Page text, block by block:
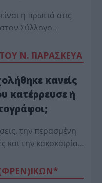
η πρωτιά στις
Σύλλογο…
Ν. ΠΑΡΑΣΚΕΥΑ
κανείς
κατέρρευσε ή
την περασμένη
και την κακοκαιρία…